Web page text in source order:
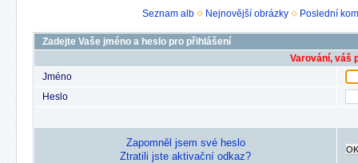
Seznam alb Nejnovější obrázky Poslední
Zadejte Vaše jméno a heslo pro přihlášení
Varování, váš
Jméno
Heslo
Zapomněl jsem své heslo
Ztratili jste aktivační odkaz?
OK